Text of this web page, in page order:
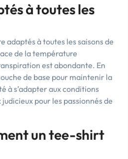
à toutes les
adaptés à toutes les saisons de
de la température
est abondante. En
de base pour maintenir la
à s’adapter aux conditions
pour les passionnés de
un tee-shirt